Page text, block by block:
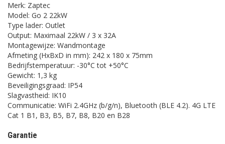
Merk: Zaptec
Model: Go 2 22kW
Type lader: Outlet
Output: Maximaal 22kW / 3 x 32A
Montagewijze: Wandmontage
Afmeting (HxBxD in mm): 242 x 180 x 75mm
Bedrijfstemperatuur: -30°C tot +50°C
Gewicht: 1,3 kg
Beveiligingsgraad: IP54
Slagvastheid: IK10
Communicatie: WiFi 2.4GHz (b/g/n), Bluetooth (BLE 4.2). 4G LTE
Cat 1 B1, B3, B5, B7, B8, B20 en B28
Garantie